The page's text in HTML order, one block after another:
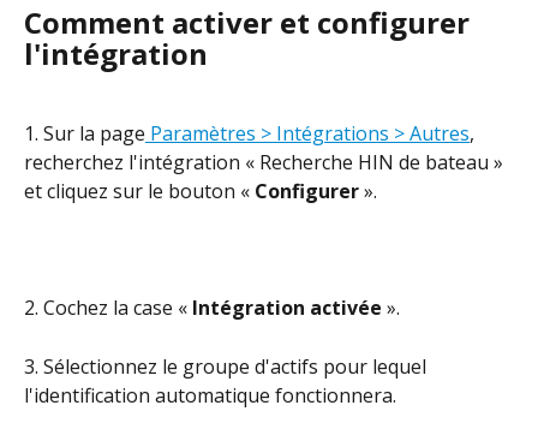
Comment activer et configurer
l'intégration
1. Sur la page Paramètres > Intégrations > Autres,
recherchez l'intégration « Recherche HIN de bateau »
et cliquez sur le bouton « Configurer ».
2. Cochez la case « Intégration activée ».
3. Sélectionnez le groupe d'actifs pour lequel
l'identification automatique fonctionnera.